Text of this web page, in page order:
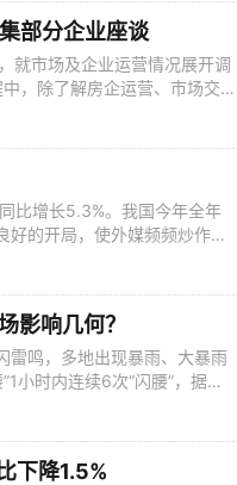
部分企业座谈
就市场及企业运营情况展开调
，除了解房企运营、市场交
”融资落地进展动态、保障性
比增长5.3%。我国今年全年
的开局，使外媒频频炒作的
不可没。我国制造业总体规模
影响几何？
雷鸣，多地出现暴雨、大暴雨
小时内连续6次“闪腰”，据天
广东作为传统生猪产销大省，
下降1.5%